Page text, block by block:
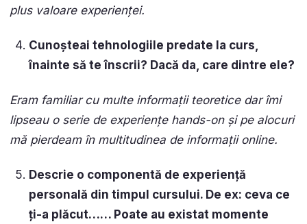
plus valoare experienței.
Cunoșteai tehnologiile predate la curs,
înainte să te înscrii? Dacă da, care dintre ele?
Eram familiar cu multe informații teoretice dar îmi
lipseau o serie de experiențe hands-on și pe alocuri
mă pierdeam în multitudinea de informații online.
Descrie o componentă de experiență
personală din timpul cursului. De ex: ceva ce
ți-a plăcut…… Poate au existat momente